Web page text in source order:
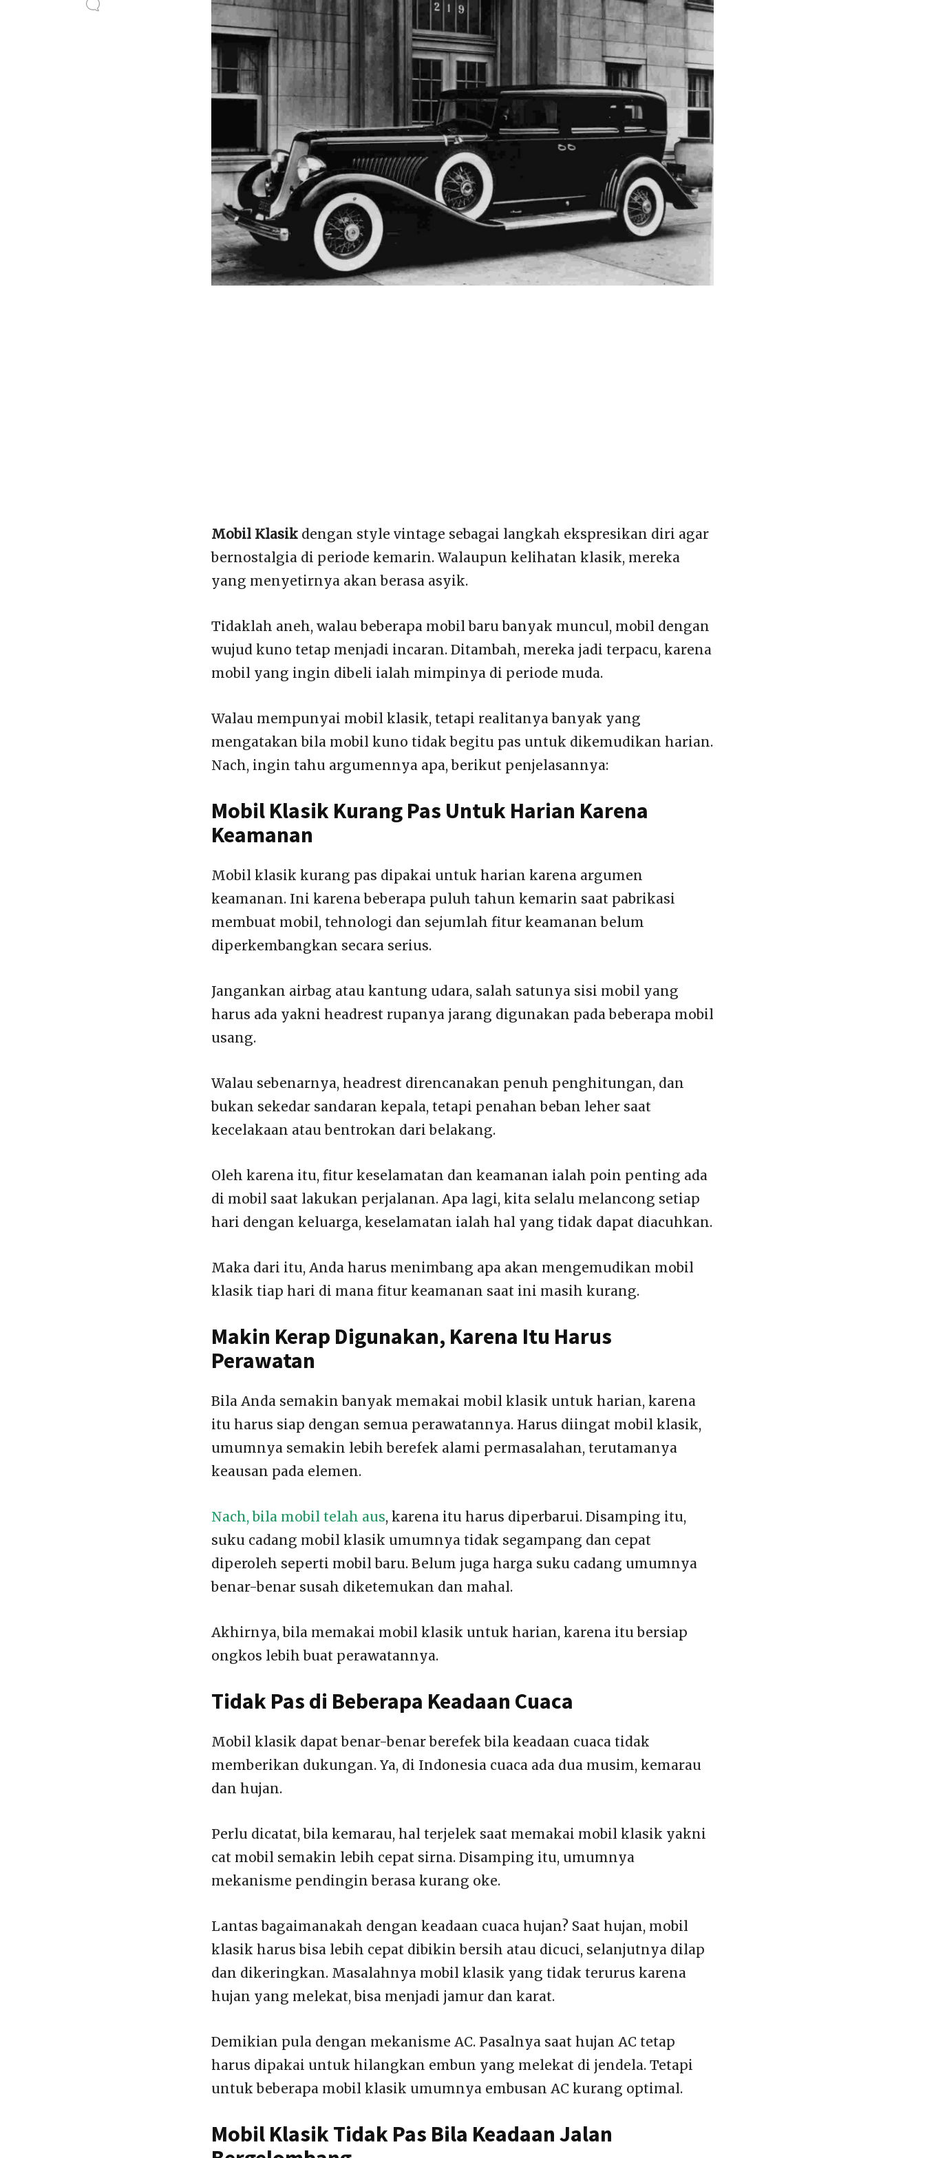
Mobil Klasik dengan style vintage sebagai langkah ekspresikan diri agar
bernostalgia di periode kemarin. Walaupun kelihatan klasik, mereka
yang menyetirnya akan berasa asyik.
Tidaklah aneh, walau beberapa mobil baru banyak muncul, mobil dengan
wujud kuno tetap menjadi incaran. Ditambah, mereka jadi terpacu, karena
mobil yang ingin dibeli ialah mimpinya di periode muda.
Walau mempunyai mobil klasik, tetapi realitanya banyak yang
mengatakan bila mobil kuno tidak begitu pas untuk dikemudikan harian.
Nach, ingin tahu argumennya apa, berikut penjelasannya:
Mobil Klasik Kurang Pas Untuk Harian Karena
Keamanan
Mobil klasik kurang pas dipakai untuk harian karena argumen
keamanan. Ini karena beberapa puluh tahun kemarin saat pabrikasi
membuat mobil, tehnologi dan sejumlah fitur keamanan belum
diperkembangkan secara serius.
Jangankan airbag atau kantung udara, salah satunya sisi mobil yang
harus ada yakni headrest rupanya jarang digunakan pada beberapa mobil
usang.
Walau sebenarnya, headrest direncanakan penuh penghitungan, dan
bukan sekedar sandaran kepala, tetapi penahan beban leher saat
kecelakaan atau bentrokan dari belakang.
Oleh karena itu, fitur keselamatan dan keamanan ialah poin penting ada
di mobil saat lakukan perjalanan. Apa lagi, kita selalu melancong setiap
hari dengan keluarga, keselamatan ialah hal yang tidak dapat diacuhkan.
Maka dari itu, Anda harus menimbang apa akan mengemudikan mobil
klasik tiap hari di mana fitur keamanan saat ini masih kurang.
Makin Kerap Digunakan, Karena Itu Harus
Perawatan
Bila Anda semakin banyak memakai mobil klasik untuk harian, karena
itu harus siap dengan semua perawatannya. Harus diingat mobil klasik,
umumnya semakin lebih berefek alami permasalahan, terutamanya
keausan pada elemen.
Nach, bila mobil telah aus, karena itu harus diperbarui. Disamping itu,
suku cadang mobil klasik umumnya tidak segampang dan cepat
diperoleh seperti mobil baru. Belum juga harga suku cadang umumnya
benar-benar susah diketemukan dan mahal.
Akhirnya, bila memakai mobil klasik untuk harian, karena itu bersiap
ongkos lebih buat perawatannya.
Tidak Pas di Beberapa Keadaan Cuaca
Mobil klasik dapat benar-benar berefek bila keadaan cuaca tidak
memberikan dukungan. Ya, di Indonesia cuaca ada dua musim, kemarau
dan hujan.
Perlu dicatat, bila kemarau, hal terjelek saat memakai mobil klasik yakni
cat mobil semakin lebih cepat sirna. Disamping itu, umumnya
mekanisme pendingin berasa kurang oke.
Lantas bagaimanakah dengan keadaan cuaca hujan? Saat hujan, mobil
klasik harus bisa lebih cepat dibikin bersih atau dicuci, selanjutnya dilap
dan dikeringkan. Masalahnya mobil klasik yang tidak terurus karena
hujan yang melekat, bisa menjadi jamur dan karat.
Demikian pula dengan mekanisme AC. Pasalnya saat hujan AC tetap
harus dipakai untuk hilangkan embun yang melekat di jendela. Tetapi
untuk beberapa mobil klasik umumnya embusan AC kurang optimal.
Mobil Klasik Tidak Pas Bila Keadaan Jalan